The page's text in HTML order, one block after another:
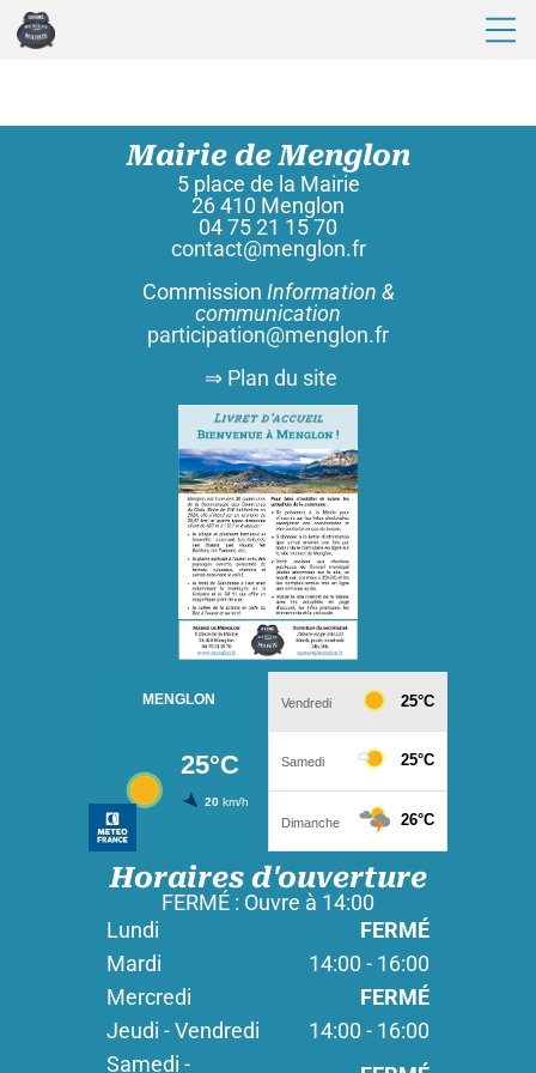
Mairie de Menglon
5 place de la Mairie
26 410 Menglon
04 75 21 15 70
contact@menglon.fr
Commission Information &
communication
participation@menglon.fr
⇒ Plan du site
Horaires d'ouverture
FERMÉ : Ouvre à 14:00
Lundi
FERMÉ
Mardi
14:00 - 16:00
Mercredi
FERMÉ
Jeudi - Vendredi
14:00 - 16:00
Samedi -